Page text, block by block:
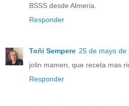
BSSS desde Almeria.
Responder
Toñi Sempere 25 de mayo de
jolin mamen, que receta mas
Responder